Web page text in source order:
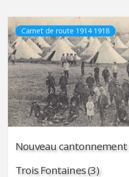
Carnet de route 1914 1918
Nouveau cantonnement
Trois Fontaines (3)